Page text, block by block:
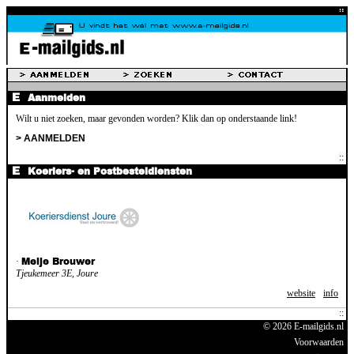
Aanmelden
Wilt u niet zoeken, maar gevonden worden? Klik dan op onderstaande link!
> AANMELDEN
Koeriers- en Postbesteldiensten
· Meije Brouwer
Tjeukemeer 3E, Joure
website
info
© 2026 E-mailgids.nl
Voorwaarden